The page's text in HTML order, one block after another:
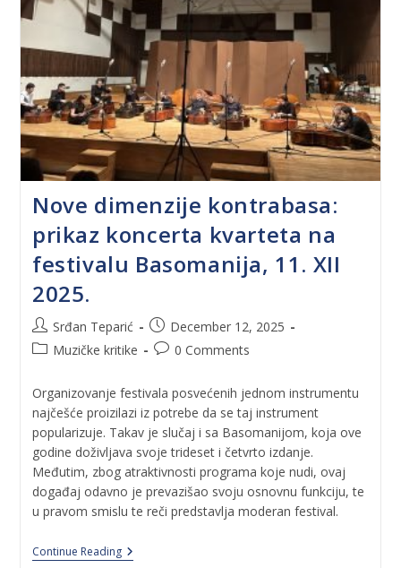
Nove dimenzije kontrabasa:
prikaz koncerta kvarteta na
festivalu Basomanija, 11. XII
2025.
Srđan Teparić
December 12, 2025
Muzičke kritike
0 Comments
Organizovanje festivala posvećenih jednom instrumentu
najčešće proizilazi iz potrebe da se taj instrument
popularizuje. Takav je slučaj i sa Basomanijom, koja ove
godine doživljava svoje trideset i četvrto izdanje.
Međutim, zbog atraktivnosti programa koje nudi, ovaj
događaj odavno je prevazišao svoju osnovnu funkciju, te
u pravom smislu te reči predstavlja moderan festival.
Continue Reading